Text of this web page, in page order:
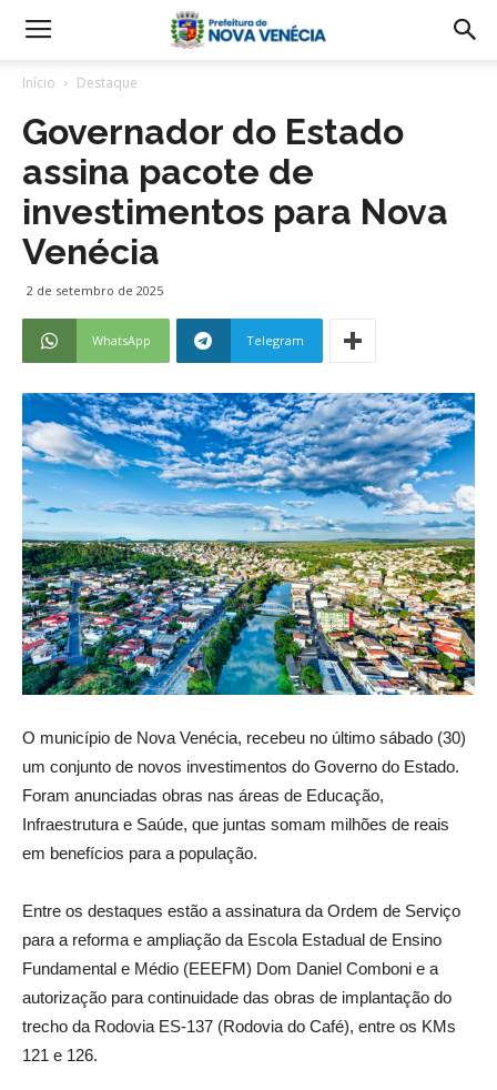
Início Destaque
Governador do Estado
assina pacote de
investimentos para Nova
Venécia
2 de setembro de 2025
WhatsApp Telegram
O município de Nova Venécia, recebeu no último sábado (30)
um conjunto de novos investimentos do Governo do Estado.
Foram anunciadas obras nas áreas de Educação,
Infraestrutura e Saúde, que juntas somam milhões de reais
em benefícios para a população.
Entre os destaques estão a assinatura da Ordem de Serviço
para a reforma e ampliação da Escola Estadual de Ensino
Fundamental e Médio (EEEFM) Dom Daniel Comboni e a
autorização para continuidade das obras de implantação do
trecho da Rodovia ES-137 (Rodovia do Café), entre os KMs
121 e 126.